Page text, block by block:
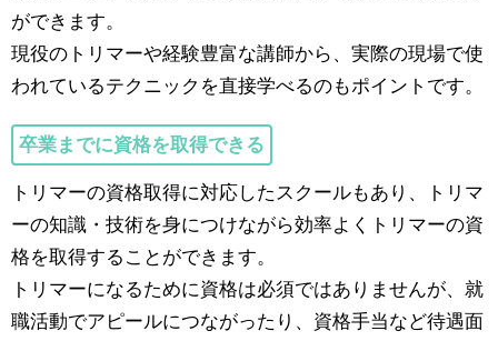
ができます。
現役のトリマーや経験豊富な講師から、実際の現場で使
われているテクニックを直接学べるのもポイントです。
卒業までに資格を取得できる
トリマーの資格取得に対応したスクールもあり、トリマ
ーの知識・技術を身につけながら効率よくトリマーの資
格を取得することができます。
トリマーになるために資格は必須ではありませんが、就
職活動でアピールにつながったり、資格手当など待遇面